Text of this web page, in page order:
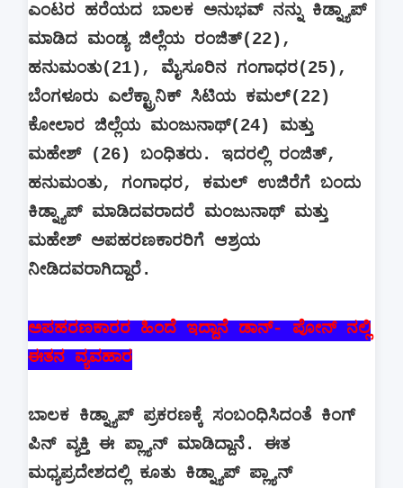
ಎಂಟರ ಹರೆಯದ ಬಾಲಕ ಅನುಭವ್ ನನ್ನು ಕಿಡ್ನ್ಯಾಪ್
ಮಾಡಿದ ಮಂಡ್ಯ ಜಿಲ್ಲೆಯ ರಂಜಿತ್(22),
ಹನುಮಂತು(21), ಮೈಸೂರಿನ ಗಂಗಾಧರ(25),
ಬೆಂಗಳೂರು ಎಲೆಕ್ಟ್ರಾನಿಕ್ ಸಿಟಿಯ ಕಮಲ್(22)
ಕೋಲಾರ ಜಿಲ್ಲೆಯ ಮಂಜುನಾಥ್(24) ಮತ್ತು
ಮಹೇಶ್ (26) ಬಂಧಿತರು. ಇದರಲ್ಲಿ ರಂಜಿತ್,
ಹನುಮಂತು, ಗಂಗಾಧರ, ಕಮಲ್ ಉಜಿರೆಗೆ ಬಂದು
ಕಿಡ್ನ್ಯಾಪ್ ಮಾಡಿದವರಾದರೆ ಮಂಜುನಾಥ್ ಮತ್ತು
ಮಹೇಶ್ ಅಪಹರಣಕಾರರಿಗೆ ಆಶ್ರಯ
ನೀಡಿದವರಾಗಿದ್ದಾರೆ.
ಅಪಹರಣಕಾರರ ಹಿಂದೆ ಇದ್ದಾನೆ ಡಾನ್- ಪೋನ್ ನಲ್ಲಿ
ಈತನ ವ್ಯವಹಾರ
ಬಾಲಕ ಕಿಡ್ನ್ಯಾಪ್ ಪ್ರಕರಣಕ್ಕೆ ಸಂಬಂಧಿಸಿದಂತೆ ಕಿಂಗ್
ಪಿನ್ ವ್ಯಕ್ತಿ ಈ ಪ್ಲ್ಯಾನ್ ಮಾಡಿದ್ದಾನೆ. ಈತ
ಮಧ್ಯಪ್ರದೇಶದಲ್ಲಿ ಕೂತು ಕಿಡ್ನ್ಯಾಪ್ ಪ್ಲ್ಯಾನ್